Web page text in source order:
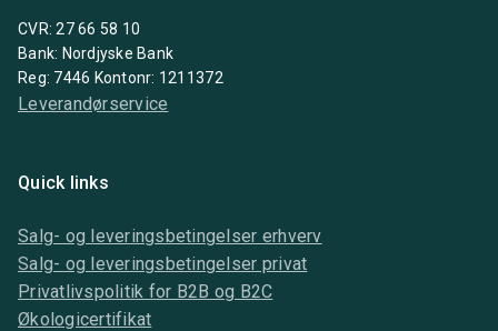
CVR: 27 66 58 10
Bank: Nordjyske Bank
Reg: 7446 Kontonr: 1211372
Leverandørservice
Quick links
Salg- og leveringsbetingelser erhverv
Salg- og leveringsbetingelser privat
Privatlivspolitik for B2B og B2C
Økologicertifikat